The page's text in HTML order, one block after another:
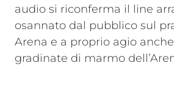
audio si riconferma il line
osannato dal pubblico sul
Arena e a proprio agio
gradinate di marmo